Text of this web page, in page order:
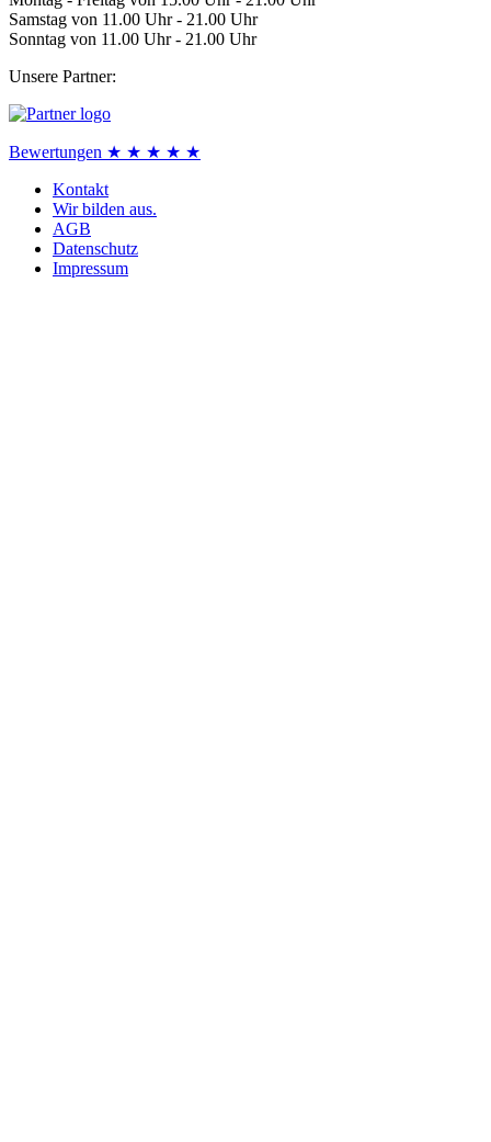
Samstag von 11.00 Uhr - 21.00 Uhr
Sonntag von 11.00 Uhr - 21.00 Uhr
Unsere Partner:
Bewertungen ★ ★ ★ ★ ★
Kontakt
Wir bilden aus.
AGB
Datenschutz
Impressum